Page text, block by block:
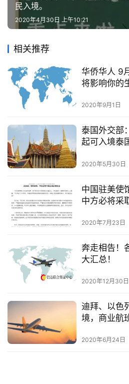
民入境。
2020年4月30日 上午10:21
相关推荐
华侨华人 9
将影响你的
2020年9月1日
泰国外交部
起可入境泰
2020年5月30日
中国驻美使
中方必将采
2020年7月23日
奔走相告！
大汇总！
2020年12月30日
迪拜、以色
境，商业航
2020年6月24日